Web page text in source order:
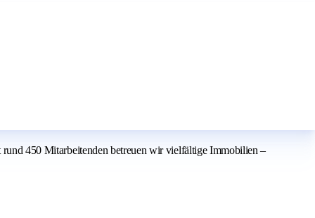
450 Mitarbeitenden betreuen wir vielfältige Immobilien –